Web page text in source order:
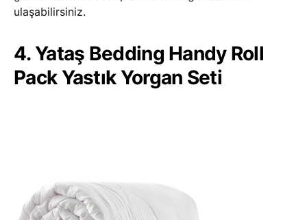
ulaşabilirsiniz.
4. Yataş Bedding Handy Roll
Pack Yastık Yorgan Seti